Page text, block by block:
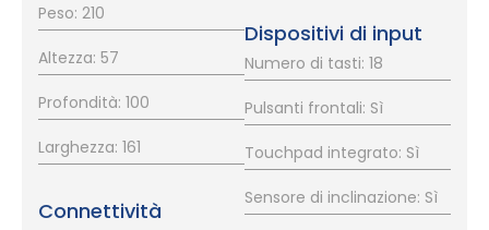
Peso: 210
Altezza: 57
Profondità: 100
Larghezza: 161
Connettività
Dispositivi di input
Numero di tasti: 18
Pulsanti frontali: Sì
Touchpad integrato: Sì
Sensore di inclinazione: Sì